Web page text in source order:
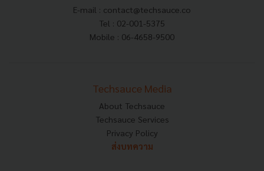
E-mail : contact@techsauce.co
Tel : 02-001-5375
Mobile : 06-4658-9500
Techsauce Media
About Techsauce
Techsauce Services
Privacy Policy
ส่งบทความ